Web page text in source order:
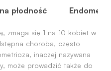
płodność
zmaga się 1 na 10 kobiet w
choroba, często
inaczej nazywana
może prowadzić także do